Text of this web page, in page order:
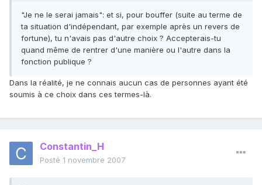
"Je ne le serai jamais": et si, pour bouffer (suite au terme de
ta situation d'indépendant, par exemple après un revers de
fortune), tu n'avais pas d'autre choix ? Accepterais-tu
quand même de rentrer d'une manière ou l'autre dans la
fonction publique ?
Dans la réalité, je ne connais aucun cas de personnes ayant été
soumis à ce choix dans ces termes-là.
Constantin_H
Posté 1 novembre 2007